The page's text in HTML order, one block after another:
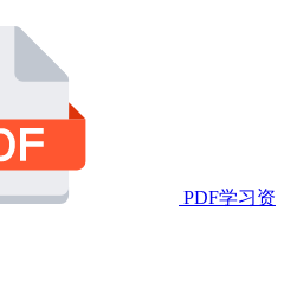
PDF学习资